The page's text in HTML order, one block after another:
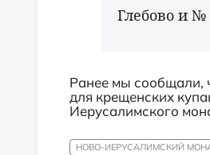
Глебово и №
Ранее мы сообщали,
для крещенских
Иерусалимского
НОВО-ИЕРУСАЛИМСКИЙ